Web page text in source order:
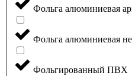
Фольга алюминиевая
Фольга алюминиевая
Фольгированный ПВХ